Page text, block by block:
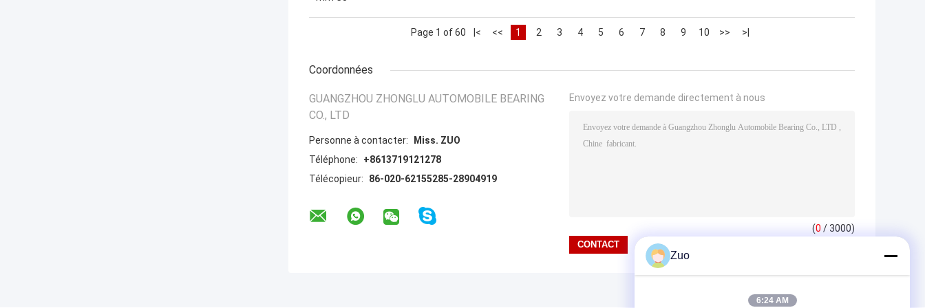
Page 1 of 60 |< << 1 2 3 4 5 6 7 8 9 10 >> >|
Coordonnées
GUANGZHOU ZHONGLU AUTOMOBILE BEARING
CO., LTD
Personne à contacter:
Miss. ZUO
Téléphone:
+8613719121278
Télécopieur:
86-020-62155285-28904919
Envoyez votre demande directement à nous
(0 / 3000)
Zuo
6:24 AM